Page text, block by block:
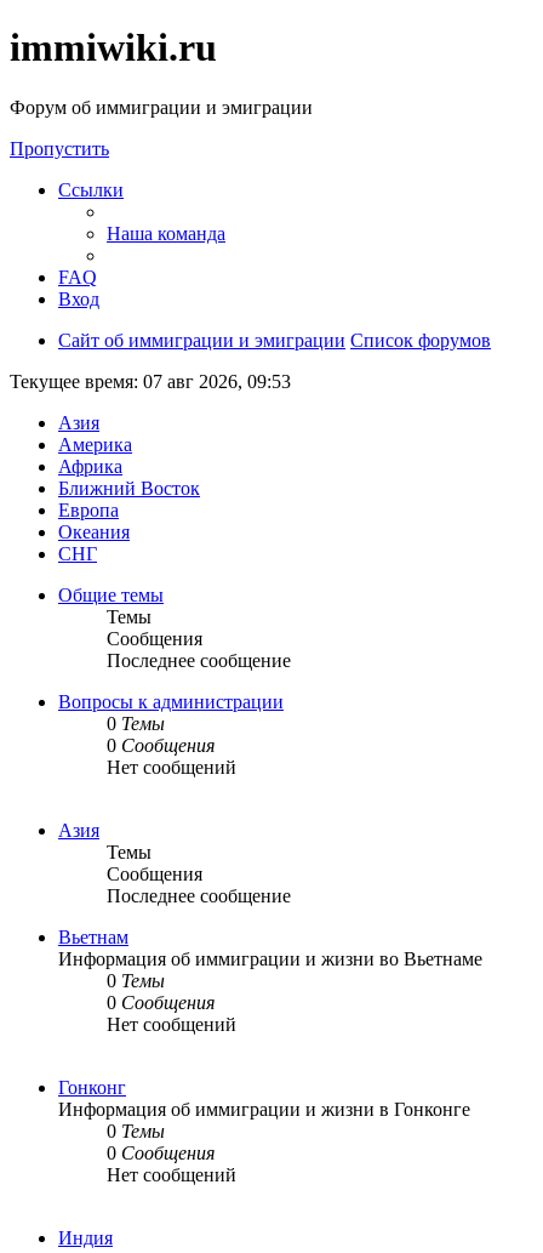
immiwiki.ru
Форум об иммиграции и эмиграции
Пропустить
Ссылки
Наша команда
FAQ
Вход
Сайт об иммиграции и эмиграции Список форумов
Текущее время: 07 авг 2026, 09:53
Азия
Америка
Африка
Ближний Восток
Европа
Океания
СНГ
Общие темы
Темы
Сообщения
Последнее сообщение
Вопросы к администрации
0 Темы
0 Сообщения
Нет сообщений
Азия
Темы
Сообщения
Последнее сообщение
Вьетнам
Информация об иммиграции и жизни во Вьетнаме
0 Темы
0 Сообщения
Нет сообщений
Гонконг
Информация об иммиграции и жизни в Гонконге
0 Темы
0 Сообщения
Нет сообщений
Индия